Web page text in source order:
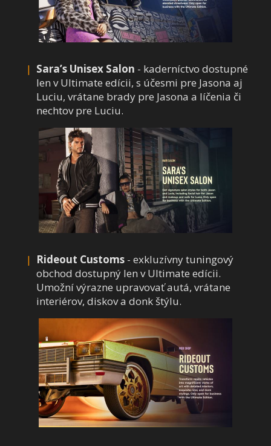
Sara’s Unisex Salon - kaderníctvo dostupné
len v Ultimate edícii, s účesmi pre Jasona aj
Luciu, vrátane brady pre Jasona a líčenia či
nechtov pre Luciu.
Rideout Customs - exkluzívny tuningový
obchod dostupný len v Ultimate edícii.
Umožní výrazne upravovať autá, vrátane
interiérov, diskov a donk štýlu.